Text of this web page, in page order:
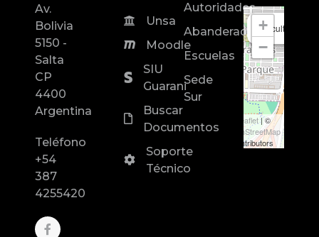
Av.
Bolivia
5150 -
Salta
CP
4400
Argentina
Teléfono
+54
387
4255420
Unsa
Moodle
SIU
Guarani
Buscar
Documentos
Soporte
Técnico
Autoridades
Abanderados
Escuelas
Sede
Sur
Facultad de
+
−
Leaflet| ©
OpenStreetMap
contributors